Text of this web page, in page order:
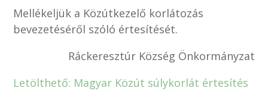
Mellékeljük a Közútkezelő korlátozás
bevezetéséről szóló értesítését.
Ráckeresztúr Község Önkormányzat
Letölthető: Magyar Közút súlykorlát értesítés